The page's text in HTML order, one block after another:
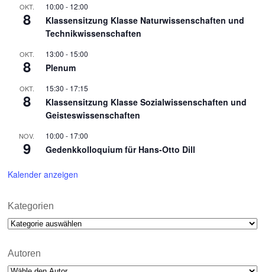
OKT.
8
10:00 - 12:00
Klassensitzung Klasse Naturwissenschaften und
Technikwissenschaften
OKT.
8
13:00 - 15:00
Plenum
OKT.
8
15:30 - 17:15
Klassensitzung Klasse Sozialwissenschaften und
Geisteswissenschaften
NOV.
9
10:00 - 17:00
Gedenkkolloquium für Hans-Otto Dill
Kalender anzeigen
Kategorien
Kategorien
Autoren